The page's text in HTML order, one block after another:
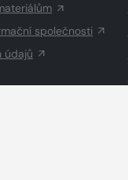
společnosti
údajů